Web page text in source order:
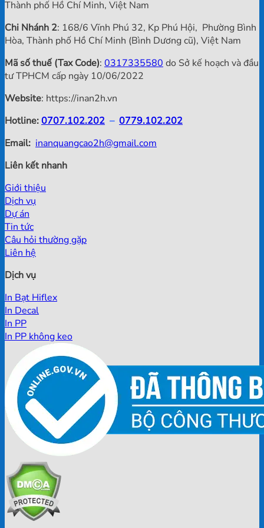
Thành phố Hồ Chí Minh, Việt Nam
Chi Nhánh 2: 168/6 Vĩnh Phú 32, Kp Phú Hội, Phường Bình
Hòa, Thành phố Hồ Chí Minh (Bình Dương cũ), Việt Nam
Mã số thuế (Tax Code): 0317335580 do Sở kế hoạch và đầu
tư TPHCM cấp ngày 10/06/2022
Website: https://inan2h.vn
Hotline:0707.102.202 – 0779.102.202
Email: inanquangcao2h@gmail.com
Liên kết nhanh
Giới thiệu
Dịch vụ
Dự án
Tin tức
Câu hỏi thường gặp
Liên hệ
Dịch vụ
In Bạt Hiflex
In Decal
In PP
In PP không keo